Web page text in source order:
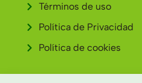
Términos de uso
Política de Privacidad
Política de cookies